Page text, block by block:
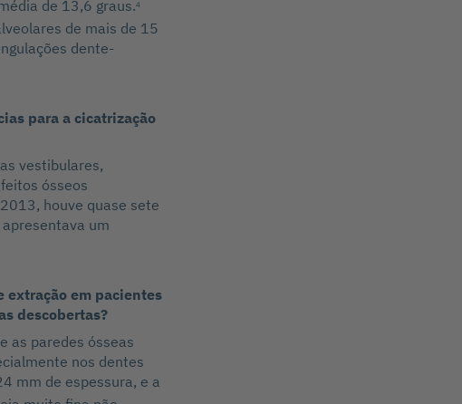
de 13,6 graus.4
de mais de 15
dente-
para a cicatrização
vestibulares,
ósseos
houve quase sete
um
extração em pacientes
descobertas?
as paredes ósseas
nos dentes
mm de espessura, e a